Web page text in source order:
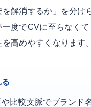
解消するか」を分け
度でCVに至らなく
高めやすくなります。
比較文脈でブランド